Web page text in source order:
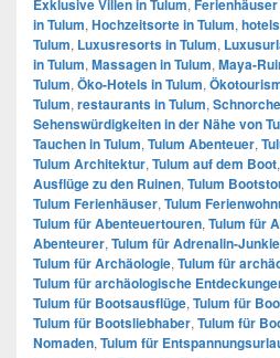
Exklusive Villen in Tulum Ferienhäuser
in Tulum, Hochzeitsorte in Tulum,
Tulum, Luxusresorts in Tulum,
in Tulum, Massagen in Tulum, Maya-
Tulum, Öko-Hotels in Tulum,
Tulum, restaurants in Tulum,
Sehenswürdigkeiten in der Nähe von
Tauchen in Tulum, Tulum Abenteuer,
Tulum Architektur, Tulum auf dem Boot,
Ausflüge zu den Ruinen, Tulum
Tulum Ferienhäuser, Tulum
Tulum für Abenteuertouren, Tulum für
Abenteurer, Tulum für Adrenalin-
Tulum für Archäologie, Tulum für
Tulum für archäologische
Tulum für Bootsausflüge, Tulum für
Tulum für Bootsliebhaber, Tulum für
Nomaden, Tulum für